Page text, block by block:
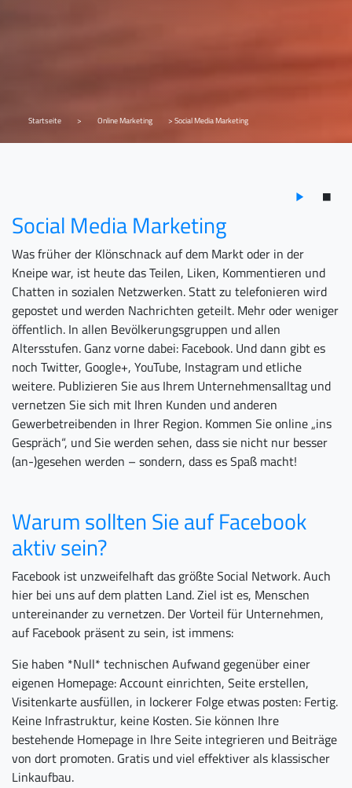
Startseite > Online Marketing > Social Media Marketing
Social Media Marketing
Was früher der Klönschnack auf dem Markt oder in der
Kneipe war, ist heute das Teilen, Liken, Kommentieren und
Chatten in sozialen Netzwerken. Statt zu telefonieren wird
gepostet und werden Nachrichten geteilt. Mehr oder weniger
öffentlich. In allen Bevölkerungsgruppen und allen
Altersstufen. Ganz vorne dabei: Facebook. Und dann gibt es
noch Twitter, Google+, YouTube, Instagram und etliche
weitere. Publizieren Sie aus Ihrem Unternehmensalltag und
vernetzen Sie sich mit Ihren Kunden und anderen
Gewerbetreibenden in Ihrer Region. Kommen Sie online „ins
Gespräch“, und Sie werden sehen, dass sie nicht nur besser
(an-)gesehen werden – sondern, dass es Spaß macht!
Warum sollten Sie auf Facebook
aktiv sein?
Facebook ist unzweifelhaft das größte Social Network. Auch
hier bei uns auf dem platten Land. Ziel ist es, Menschen
untereinander zu vernetzen. Der Vorteil für Unternehmen,
auf Facebook präsent zu sein, ist immens:
Sie haben *Null* technischen Aufwand gegenüber einer
eigenen Homepage: Account einrichten, Seite erstellen,
Visitenkarte ausfüllen, in lockerer Folge etwas posten: Fertig.
Keine Infrastruktur, keine Kosten. Sie können Ihre
bestehende Homepage in Ihre Seite integrieren und Beiträge
von dort promoten. Gratis und viel effektiver als klassischer
Linkaufbau.